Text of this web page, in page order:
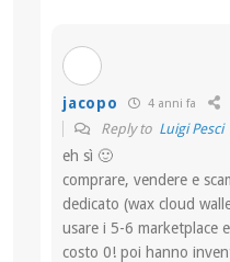
jacopo 4 anni fa
Reply to Luigi Pesci
eh sì 🙂
comprare, vendere e
dedicato (wax cloud
usare i 5-6 marketplace
costo 0! poi hanno